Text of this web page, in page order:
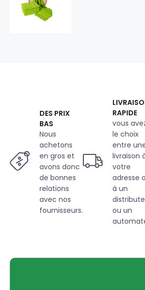
DES PRIX
BAS
Nous
achetons
en gros et
avons donc
de bonnes
relations
avec nos
fournisseurs.
RAPIDE
vous
le choix
entre
livraison
votre
adresse
à un
ou un